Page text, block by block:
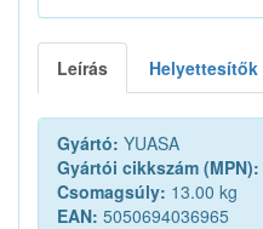
Leírás Helyettesítők
Gyártó: YUASA
Gyártói cikkszám (MPN):
Csomagsúly: 13.00 kg
EAN: 5050694036965